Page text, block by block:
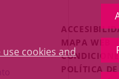
use cookies and
Menú
Legal
Footer
MAPA WEB
POLÍTICA